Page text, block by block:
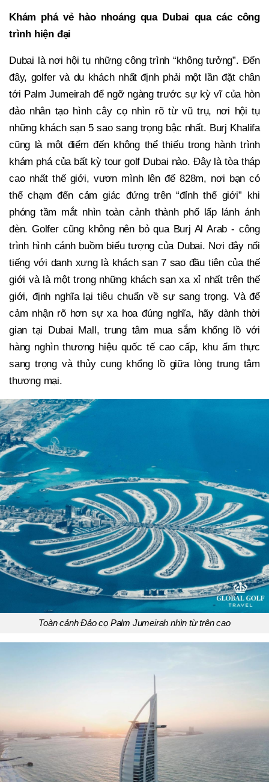
Khám phá vẻ hào nhoáng qua Dubai qua các công
trình hiện đại
Dubai là nơi hội tụ những công trình “không tưởng”. Đến
đây, golfer và du khách nhất định phải một lần đặt chân
tới Palm Jumeirah để ngỡ ngàng trước sự kỳ vĩ của hòn
đảo nhân tạo hình cây cọ nhìn rõ từ vũ trụ, nơi hội tụ
những khách sạn 5 sao sang trọng bậc nhất. Burj Khalifa
cũng là một điểm đến không thể thiếu trong hành trình
khám phá của bất kỳ tour golf Dubai nào. Đây là tòa tháp
cao nhất thế giới, vươn mình lên đế 828m, nơi bạn có
thể chạm đến cảm giác đứng trên “đỉnh thế giới” khi
phóng tầm mắt nhìn toàn cảnh thành phố lấp lánh ánh
đèn. Golfer cũng không nên bỏ qua Burj Al Arab - công
trình hình cánh buồm biểu tượng của Dubai. Nơi đây nổi
tiếng với danh xưng là khách sạn 7 sao đầu tiên của thế
giới và là một trong những khách sạn xa xỉ nhất trên thế
giới, định nghĩa lại tiêu chuẩn về sự sang trọng. Và để
cảm nhận rõ hơn sự xa hoa đúng nghĩa, hãy dành thời
gian tại Dubai Mall, trung tâm mua sắm khổng lồ với
hàng nghìn thương hiệu quốc tế cao cấp, khu ẩm thực
sang trọng và thủy cung khổng lồ giữa lòng trung tâm
thương mại.
Toàn cảnh Đảo cọ Palm Jumeirah nhìn từ trên cao